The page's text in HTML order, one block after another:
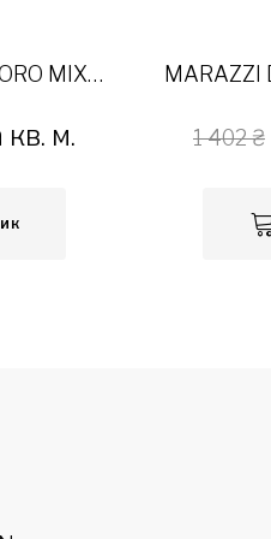
MARAZZI D_SEGNI DECORO MIX FREDDI 20×20
кв. м. 1 402₴